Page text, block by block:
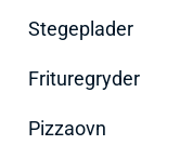
Stegeplader
Frituregryder
Pizzaovn